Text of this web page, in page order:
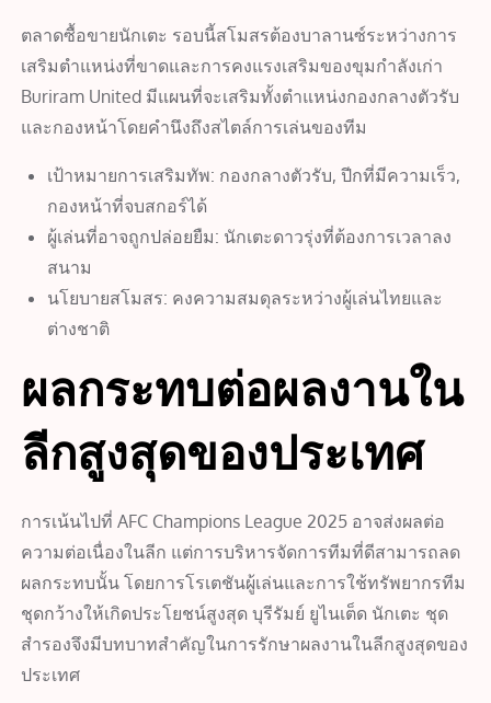
ตลาดซื้อขายนักเตะ รอบนี้สโมสรต้องบาลานซ์ระหว่างการ
เสริมตำแหน่งที่ขาดและการคงแรงเสริมของขุมกำลังเก่า
Buriram United มีแผนที่จะเสริมทั้งตำแหน่งกองกลางตัวรับ
และกองหน้าโดยคำนึงถึงสไตล์การเล่นของทีม
เป้าหมายการเสริมทัพ: กองกลางตัวรับ, ปีกที่มีความเร็ว,
กองหน้าที่จบสกอร์ได้
ผู้เล่นที่อาจถูกปล่อยยืม: นักเตะดาวรุ่งที่ต้องการเวลาลง
สนาม
นโยบายสโมสร: คงความสมดุลระหว่างผู้เล่นไทยและ
ต่างชาติ
ผลกระทบต่อผลงานใน
ลีกสูงสุดของประเทศ
การเน้นไปที่ AFC Champions League 2025 อาจส่งผลต่อ
ความต่อเนื่องในลีก แต่การบริหารจัดการทีมที่ดีสามารถลด
ผลกระทบนั้น โดยการโรเตชันผู้เล่นและการใช้ทรัพยากรทีม
ชุดกว้างให้เกิดประโยชน์สูงสุด บุรีรัมย์ ยูไนเต็ด นักเตะ ชุด
สำรองจึงมีบทบาทสำคัญในการรักษาผลงานในลีกสูงสุดของ
ประเทศ